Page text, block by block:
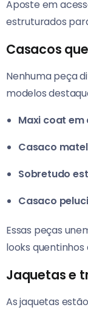
Aposte em
estruturados
Casacos
Nenhuma peça
modelos
Maxi coat
Casaco
Sobretudo
Casaco
Essas peças
looks quentinhos
Jaquetas e
As jaquetas